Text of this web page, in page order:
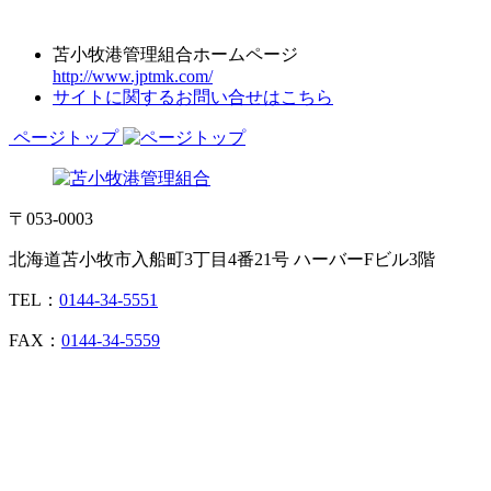
苫小牧港管理組合ホームページ
http://www.jptmk.com/
サイトに関するお問い合せはこちら
ページトップ
〒053-0003
北海道苫小牧市入船町3丁目4番21号 ハーバーFビル3階
TEL： 0144-34-5551
FAX： 0144-34-5559